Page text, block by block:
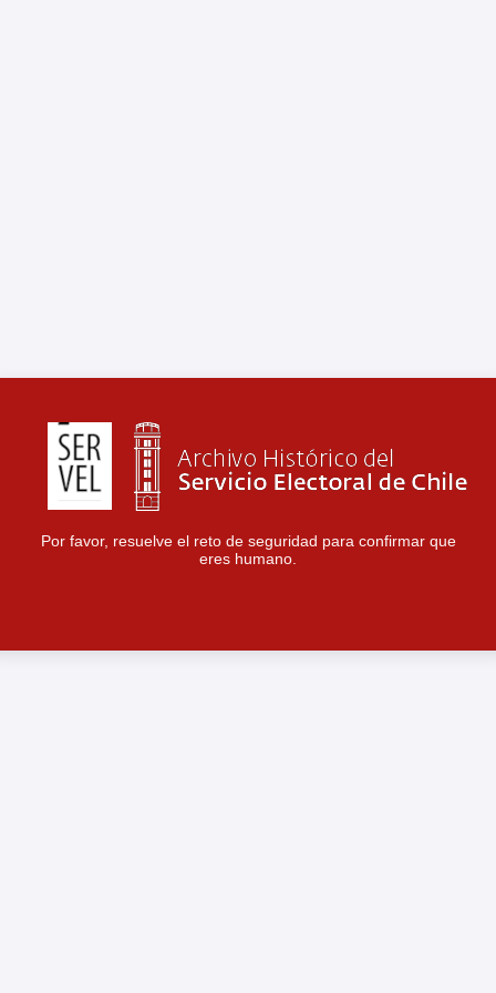
Por favor, resuelve el reto de seguridad para confirmar que
eres humano.